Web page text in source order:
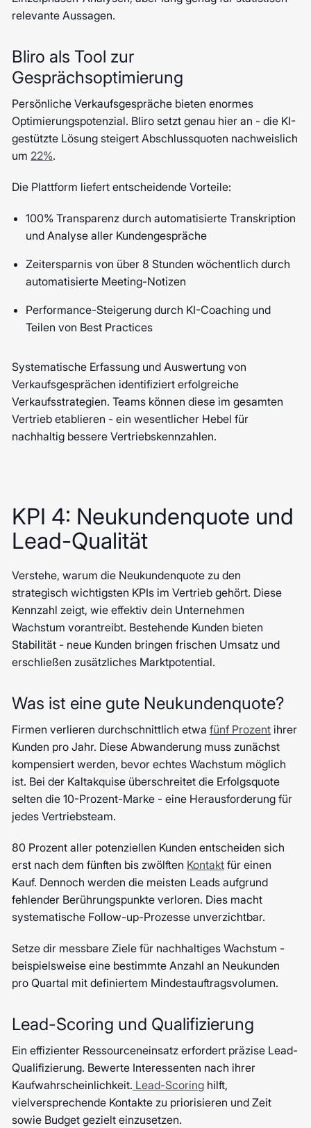
relevante Aussagen.
Bliro als Tool zur
Gesprächsoptimierung
Persönliche Verkaufsgespräche bieten enormes
Optimierungspotenzial. Bliro setzt genau hier an - die KI-
gestützte Lösung steigert Abschlussquoten nachweislich
um 22%.
Die Plattform liefert entscheidende Vorteile:
100% Transparenz durch automatisierte Transkription
und Analyse aller Kundengespräche
Zeitersparnis von über 8 Stunden wöchentlich durch
automatisierte Meeting-Notizen
Performance-Steigerung durch KI-Coaching und
Teilen von Best Practices
Systematische Erfassung und Auswertung von
Verkaufsgesprächen identifiziert erfolgreiche
Verkaufsstrategien. Teams können diese im gesamten
Vertrieb etablieren - ein wesentlicher Hebel für
nachhaltig bessere Vertriebskennzahlen.
KPI 4: Neukundenquote und
Lead-Qualität
Verstehe, warum die Neukundenquote zu den
strategisch wichtigsten KPIs im Vertrieb gehört. Diese
Kennzahl zeigt, wie effektiv dein Unternehmen
Wachstum vorantreibt. Bestehende Kunden bieten
Stabilität - neue Kunden bringen frischen Umsatz und
erschließen zusätzliches Marktpotential.
Was ist eine gute Neukundenquote?
Firmen verlieren durchschnittlich etwafünf Prozent ihrer
Kunden pro Jahr. Diese Abwanderung muss zunächst
kompensiert werden, bevor echtes Wachstum möglich
ist. Bei der Kaltakquise überschreitet die Erfolgsquote
selten die 10-Prozent-Marke - eine Herausforderung für
jedes Vertriebsteam.
80 Prozent aller potenziellen Kunden entscheiden sich
erst nach dem fünften bis zwölften Kontakt für einen
Kauf. Dennoch werden die meisten Leads aufgrund
fehlender Berührungspunkte verloren. Dies macht
systematische Follow-up-Prozesse unverzichtbar.
Setze dir messbare Ziele für nachhaltiges Wachstum -
beispielsweise eine bestimmte Anzahl an Neukunden
pro Quartal mit definiertem Mindestauftragsvolumen.
Lead-Scoring und Qualifizierung
Ein effizienter Ressourceneinsatz erfordert präzise Lead-
Qualifizierung. Bewerte Interessenten nach ihrer
Kaufwahrscheinlichkeit. Lead-Scoring hilft,
vielversprechende Kontakte zu priorisieren und Zeit
sowie Budget gezielt einzusetzen.